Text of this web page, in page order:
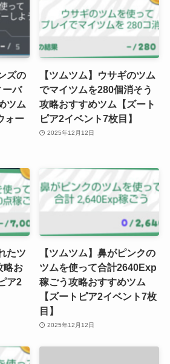
ズの
ーバ
ツム
ォー
【ツムツム】ウサギのツム
でマイツムを280個消そう
攻略おすすめツム【ズート
ピア2イベント7枚目】
2025年12月12日
たツ
略お
ア2
【ツムツム】鼻がピンクの
ツムを使って合計2640Exp
稼ごう攻略おすすめツム
【ズートピア2イベント7枚
目】
2025年12月12日